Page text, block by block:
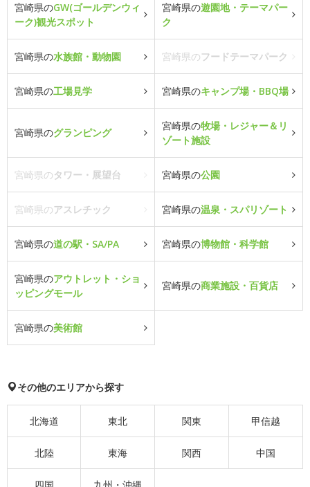
宮崎県のGW(ゴールデンウィ
ーク)観光スポット
宮崎県の遊園地・テーマパー
ク
宮崎県の水族館・動物園 宮崎県のフードテーマパーク
宮崎県の工場見学 宮崎県のキャンプ場・BBQ場
宮崎県のグランピング
宮崎県の牧場・レジャー＆リ
ゾート施設
宮崎県のタワー・展望台 宮崎県の公園
宮崎県のアスレチック 宮崎県の温泉・スパリゾート
宮崎県の道の駅・SA/PA 宮崎県の博物館・科学館
宮崎県のアウトレット・ショ
ッピングモール
宮崎県の商業施設・百貨店
宮崎県の美術館
その他のエリアから探す
北海道 東北 関東 甲信越
北陸 東海 関西 中国